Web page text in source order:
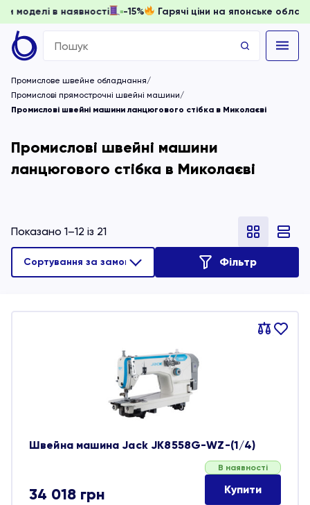
доки моделі в наявності -15% Гарячі ціни на
Search
for:
Промислове швейне обладнання
Промислові прямострочні швейні машини
Промислові швейні машини ланцюгового стібка в Миколаєві
Промислові швейні машини
ланцюгового стібка в Миколаєві
Показано 1–12 із 21
Фільтр
Порівняти
В
Швейна машина Jack JK8558G-WZ-(1/4)
34 018 грн
В наявності
Купити